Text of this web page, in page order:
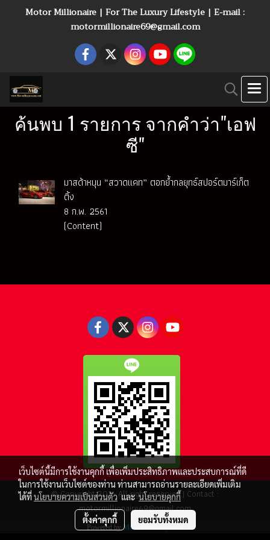
Motor Millionaire | For The Luxury Lifestyle | E-mail :
motormillionaire69@gmail.com
ค้นพบ 1 รายการ จากคำว่า"เอฟ
ซี"
มาสด้าหนุน “สวาดแคท” ตอกย้ำกลยุทธ์สปอร์ตมาร์เก็ต
ติ้ง
8 ก.พ. 2561
(Content)
© Copyright 2016 All right reserved.| Contact :
motormillionaire69@gmail.com
Powered by MakeWebEasy.com
เว็บไซต์นี้มีการใช้งานคุกกี้ เพื่อเพิ่มประสิทธิภาพและประสบการณ์ที่ดี
ในการใช้งานเว็บไซต์ของท่าน ท่านสามารถอ่านรายละเอียดเพิ่มเติม
ได้ที่นโยบายความเป็นส่วนตัวและนโยบายคุกกี้
ตั้งค่าคุกกี้ ยอมรับทั้งหมด